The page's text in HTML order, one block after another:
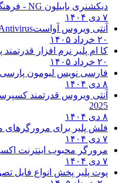
دیکشنری بابیلون NG - فرهنگ لغت کامپیوتر
۷ دی ۱۴۰۴
آنتی ویروس آواست
۲۰ خرداد ۱۴۰۵
کا ام پلیر نرم افزار
۲۰ خرداد ۱۴۰۵
فارسی نویس لیومون پارسی
۸ دی ۱۴۰۴
آنتی ویروس قدرتمند کسپرسکی
2025
۸ دی ۱۴۰۴
فلش پلیر برای مرورگرهای
۷ دی ۱۴۰۴
مرورگر محبوب اینترنت
۷ دی ۱۴۰۴
پوت پلیر پخش انواع فایل